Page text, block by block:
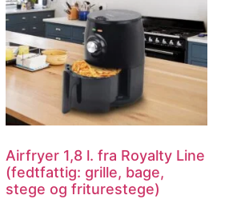
Airfryer 1,8 l. fra Royalty Line
(fedtfattig: grille, bage,
stege og friturestege)